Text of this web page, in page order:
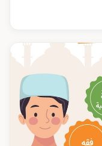
في التمييز بين